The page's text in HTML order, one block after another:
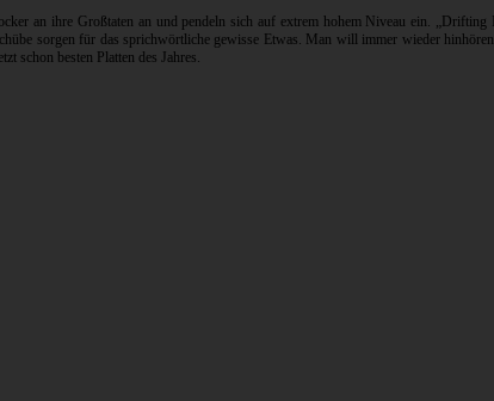
an ihre Großtaten an und pendeln sich auf extrem hohem Niveau ein.
sorgen für das sprichwörtliche gewisse Etwas. Man will immer wieder
schon besten Platten des Jahres.